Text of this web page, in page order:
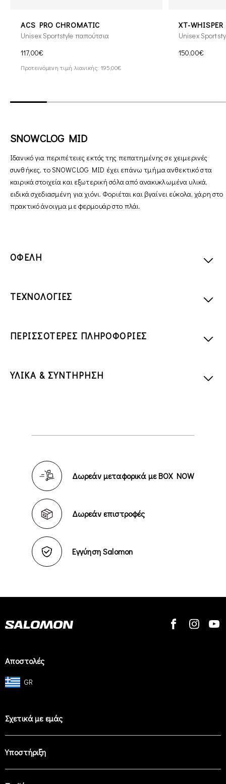
ACS PRO CHROMATIC
Unisex Sportstyle παπούτσια
117,00€
Προτεινόμενη τιμή λιανικής: 195,00€
XT-WHISPER
Unisex
150,00€
SNOWCLOG MID
Ιδανικό για περιπέτειες εκτός της πεπατημένης σε χειμερινές
συνθήκες, το SNOWCLOG MID έχει επάνω τμήμα ανθεκτικό στα
καιρικά στοιχεία και εξωτερική σόλα από ανακυκλωμένα υλικά,
ειδικά σχεδιασμένη για χιόνι. Φοριέται και βγαίνει εύκολα, χάρη στο
πρακτικό άνοιγμα με φερμουάρ στο πλάι.
ΟΦΕΛΗ
ΤΕΧΝΟΛΟΓΙΕΣ
ΠΕΡΙΣΣΟΤΕΡΕΣ ΠΛΗΡΟΦΟΡΙΕΣ
ΥΛΙΚΑ & ΣΥΝΤΗΡΗΣΗ
Δωρεάν μεταφορικά με BOX NOW
Δωρεάν επιστροφές
Εγγύηση Salomon
Αποστολές
GR
Σχετικά με εμάς
Υποστήριξη